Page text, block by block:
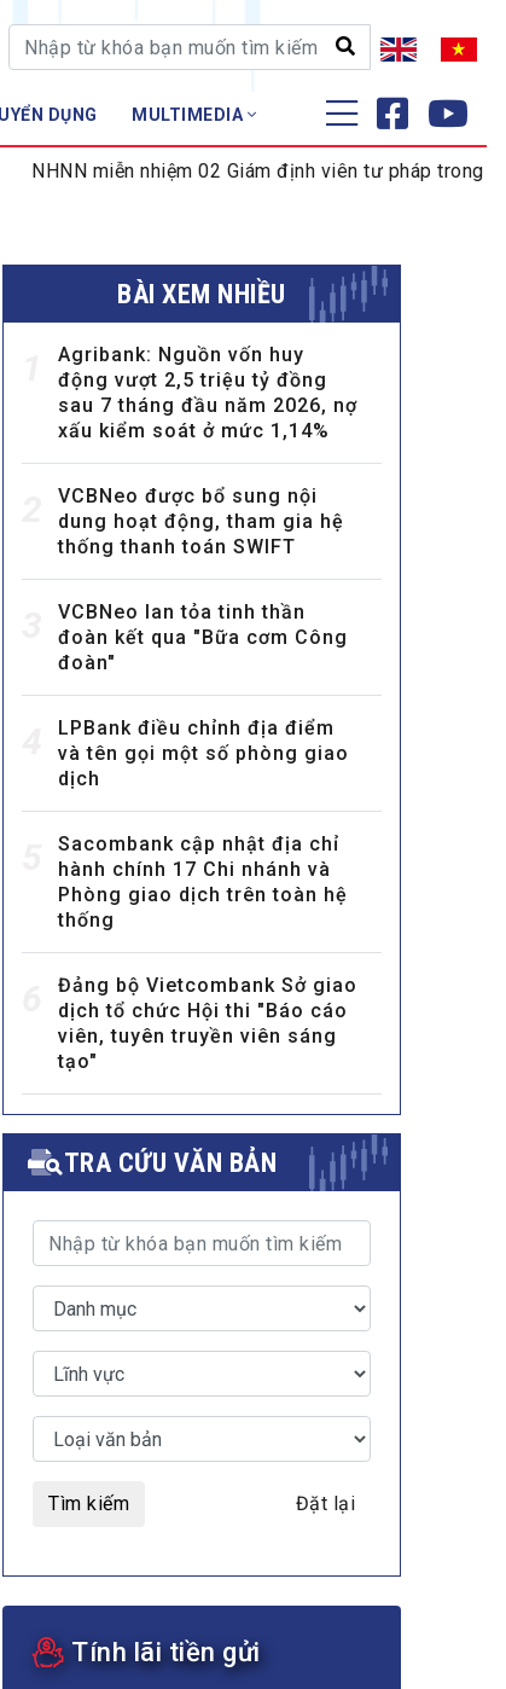
DỤNG MULTIMEDIA
ĐÀO TẠO - NGHIÊN CỨU
MULTIMEDIA
E-magazines
Photos
miễn nhiệm 02 Giám định viên tư pháp trong lĩnh vực
BÀI XEM NHIỀU
Agribank: Nguồn vốn huy
động vượt 2,5 triệu tỷ đồng
sau 7 tháng đầu năm 2026, nợ
xấu kiểm soát ở mức 1,14%
VCBNeo được bổ sung nội
dung hoạt động, tham gia hệ
thống thanh toán SWIFT
VCBNeo lan tỏa tinh thần
đoàn kết qua "Bữa cơm Công
đoàn"
LPBank điều chỉnh địa điểm
và tên gọi một số phòng giao
dịch
Sacombank cập nhật địa chỉ
hành chính 17 Chi nhánh và
Phòng giao dịch trên toàn hệ
thống
Đảng bộ Vietcombank Sở giao
dịch tổ chức Hội thi "Báo cáo
viên, tuyên truyền viên sáng
tạo"
TRA CỨU VĂN BẢN
Tìm kiếm Đặt lại
Tính lãi tiền gửi